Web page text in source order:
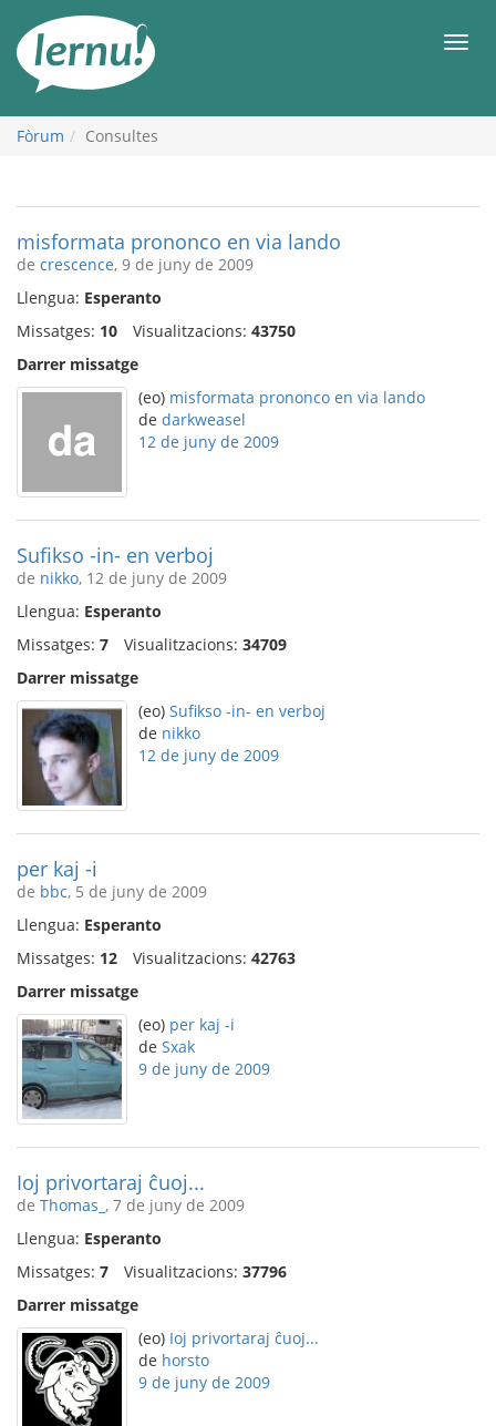
contingut
Fòrum Consultes
misformata prononco en via lando
de crescence, 9 de juny de 2009
Llengua: Esperanto
Missatges: 10 Visualitzacions: 43750
Darrer missatge
(eo) misformata prononco en via lando
de darkweasel
12 de juny de 2009
Sufikso -in- en verboj
de nikko, 12 de juny de 2009
Llengua: Esperanto
Missatges: 7 Visualitzacions: 34709
Darrer missatge
(eo) Sufikso -in- en verboj
de nikko
12 de juny de 2009
per kaj -i
de bbc, 5 de juny de 2009
Llengua: Esperanto
Missatges: 12 Visualitzacions: 42763
Darrer missatge
(eo) per kaj -i
de Sxak
9 de juny de 2009
Ioj privortaraj ĉuoj...
de Thomas_ , 7 de juny de 2009
Llengua: Esperanto
Missatges: 7 Visualitzacions: 37796
Darrer missatge
(eo) Ioj privortaraj ĉuoj...
de horsto
9 de juny de 2009